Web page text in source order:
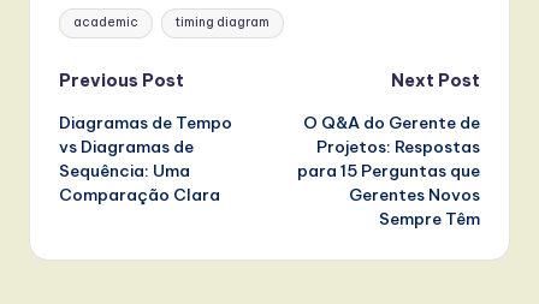
Tags:
academic timing diagram
Post
navigation
Previous Post
Diagramas de Tempo
vs Diagramas de
Sequência: Uma
Comparação Clara
Next Post
O Q&A do Gerente de
Projetos: Respostas
para 15 Perguntas que
Gerentes Novos
Sempre Têm